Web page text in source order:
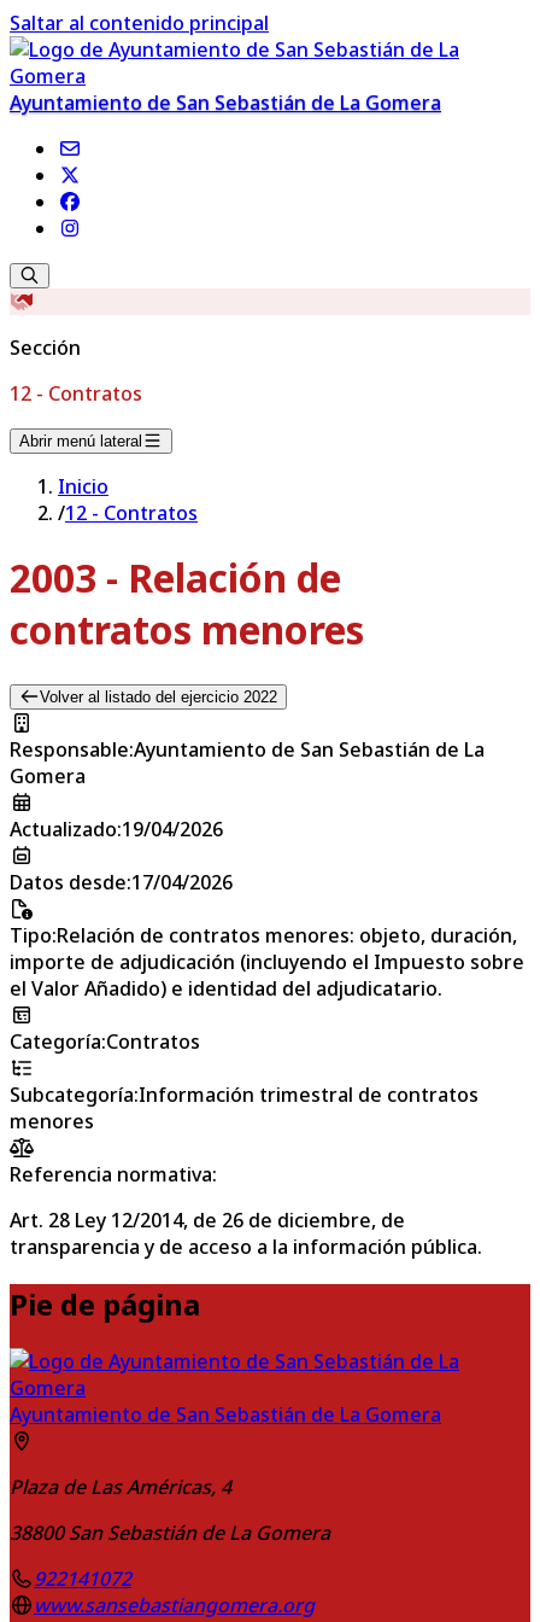
Saltar al contenido principal
Ayuntamiento de San Sebastián de La Gomera
Sección
12 - Contratos
Abrir menú lateral
Inicio
/12 - Contratos
2003 - Relación de
contratos menores
Volver al listado del ejercicio 2022
Responsable:Ayuntamiento de San Sebastián de La
Gomera
Actualizado:19/04/2026
Datos desde:17/04/2026
Tipo:Relación de contratos menores: objeto, duración,
importe de adjudicación (incluyendo el Impuesto sobre
el Valor Añadido) e identidad del adjudicatario.
Categoría:Contratos
Subcategoría:Información trimestral de contratos
menores
Referencia normativa:
Art. 28 Ley 12/2014, de 26 de diciembre, de
transparencia y de acceso a la información pública.
Pie de página
Ayuntamiento de San Sebastián de La Gomera
Plaza de Las Américas, 4
38800 San Sebastián de La Gomera
922141072
www.sansebastiangomera.org